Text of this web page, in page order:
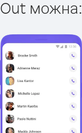
Out можна: